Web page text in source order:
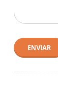
ENVIAR